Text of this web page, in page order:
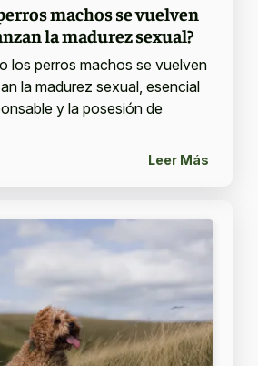
machos se vuelven
la madurez sexual?
los perros machos se vuelven
la madurez sexual, esencial
y la posesión de
Leer Más